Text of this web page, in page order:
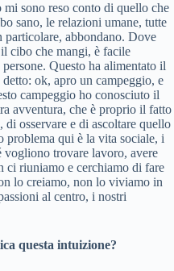
mi sono reso conto di quello che
sano, le relazioni umane, tutte
particolare, abbondano. Dove
cibo che mangi, è facile
Questo ha alimentato il
ok, apro un campeggio, e
campeggio ho conosciuto il
avventura, che è proprio il fatto
osservare e di ascoltare quello
problema qui è la vita sociale, i
vogliono trovare lavoro, avere
ci riuniamo e cerchiamo di fare
lo creiamo, non lo viviamo in
al centro, i nostri
questa intuizione?